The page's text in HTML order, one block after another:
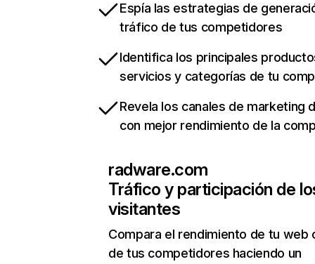
Espía las estrategias de
tráfico de tus competidores
Identifica los principales
servicios y categorías de tu
Revela los canales de marketing
con mejor rendimiento de la
radware.com
Tráfico y participación de
visitantes
Compara el rendimiento de tu web
de tus competidores haciendo un